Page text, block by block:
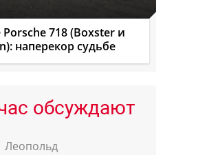
718 (Boxster и
наперекор судьбе
обсуждают
Леопольд